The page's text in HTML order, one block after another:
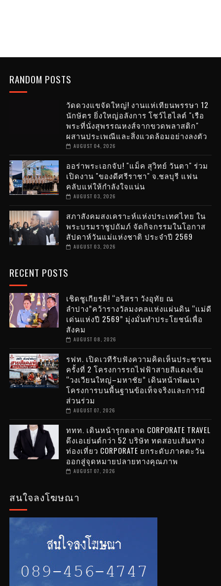
RANDOM POSTS
วัดดวงแขจัดใหญ่! งานแห่เทียนพรรษา 12
นักษัตร ยิ่งใหญ่อลังการ โชว์ไฮไลต์ "เรือ
พระที่นั่งสุพรรณหงส์จากขวดพลาสติก"
ผสานประเพณีและสิ่งแวดล้อมอย่างลงตัว
AUGUST 04, 2026
ออร่าพระเอกจับ! "แม็ค สุวิทย์ วันตา" ร่วม
เปิดงาน "ของดีศรีราชา" จ.ชลบุรี แฟน
คลับแห่ให้กำลังใจแน่น
AUGUST 03, 2026
สภาสังคมสงเคราะห์แห่งประเทศไทย ใน
พระบรมราชูปถัมภ์ จัดกิจกรรมในโอกาส
สัปดาห์วันแม่แห่งชาติ ประจำปี 2569
AUGUST 03, 2026
RECENT POSTS
เชิดชูเกียรติ! “อริสรา วังอุทัย ณ
ลำปาง”คว้ารางวัลมงคลแห่งแผ่นดิน “แม่ดี
เด่นแห่งปี 2569” มุ่งมั่นทำประโยชน์เพื่อ
สังคม
AUGUST 08, 2026
รฟท. เปิดเวทีรับฟังความคิดเห็นประชาชน
ครั้งที่ 2 โครงการรถไฟฟ้าสายสีแดงเข้ม
“วงเวียนใหญ่–มหาชัย” เดินหน้าพัฒนา
โครงการบนพื้นฐานข้อเท็จจริงและการมี
ส่วนร่วม
AUGUST 07, 2026
ททท. เดินหน้ารุกตลาด CORPORATE TRAVEL
ดึงเอเย่นต์กว่า 52 บริษัท ทดสอบเส้นทาง
ท่องเที่ยว CORPORATE ยกระดับภาคตะวัน
ออกสู่จุดหมายปลายทางคุณภาพ
AUGUST 07, 2026
สนใจลงโฆษณา